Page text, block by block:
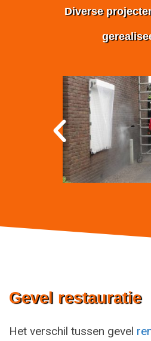
Diverse
Gevel restauratie
Het verschil tussen gevel